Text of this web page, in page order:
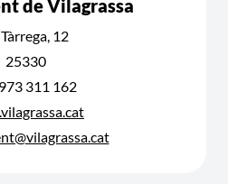
de Vilagrassa
12
25330
311 162